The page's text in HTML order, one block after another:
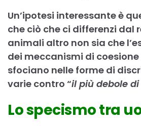
Un’ipotesi interessante è
che ciò che ci differenzi dal
animali altro non sia che
dei meccanismi di
sfociano nelle forme di
varie contro “il più debole
Lo specismo tra